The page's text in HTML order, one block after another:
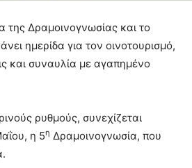
Δραμοινογνωσίας και το
ημερίδα για τον οινοτουρισμό,
και συναυλία με αγαπημένο
ρυθμούς, συνεχίζεται
η 5η Δραμοινογνωσία, που